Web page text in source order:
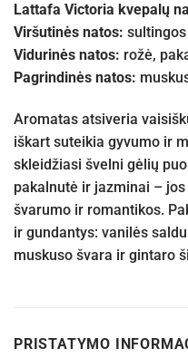
Lattafa Victoria kvepalų
Viršutinės natos:
Vidurinės natos: rožė,
Pagrindinės natos:
Aromatas atsiveria
iškart suteikia gyvumo ir
skleidžiasi švelni gėlių
pakalnutė ir jazminai –
švarumo ir romantikos.
ir gundantys: vanilės
muskuso švara ir gintaro
PRISTATYMO